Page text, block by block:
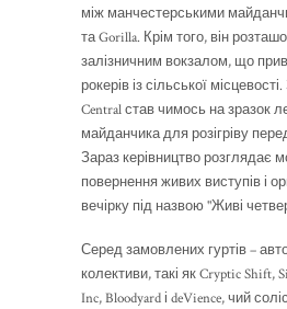
між манчестерськими
та Gorilla. Крім того, він
залізничним вокзалом, що
рокерів із сільської
Central став чимось на зразок
майданчика для розігріву
Зараз керівництво розглядає
повернення живих виступів і
вечірку під назвою "Живі
Серед замовлених гуртів –
колективи, такі як Cryptic Shift,
Inc, Bloodyard і deVience, чий